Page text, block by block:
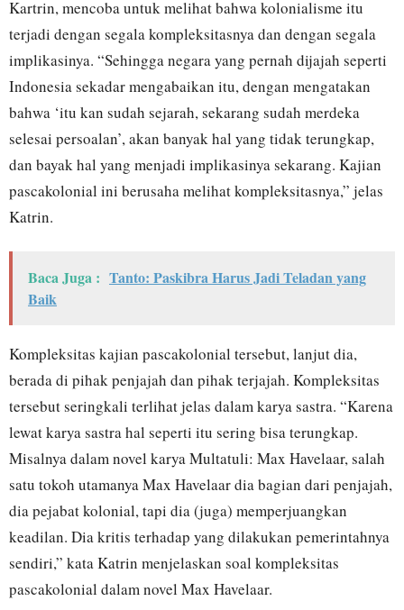
Kartrin, mencoba untuk melihat bahwa kolonialisme itu
terjadi dengan segala kompleksitasnya dan dengan segala
implikasinya. “Sehingga negara yang pernah dijajah seperti
Indonesia sekadar mengabaikan itu, dengan mengatakan
bahwa ‘itu kan sudah sejarah, sekarang sudah merdeka
selesai persoalan’, akan banyak hal yang tidak terungkap,
dan bayak hal yang menjadi implikasinya sekarang. Kajian
pascakolonial ini berusaha melihat kompleksitasnya,” jelas
Katrin.
Baca Juga : Tanto: Paskibra Harus Jadi Teladan yang
Baik
Kompleksitas kajian pascakolonial tersebut, lanjut dia,
berada di pihak penjajah dan pihak terjajah. Kompleksitas
tersebut seringkali terlihat jelas dalam karya sastra. “Karena
lewat karya sastra hal seperti itu sering bisa terungkap.
Misalnya dalam novel karya Multatuli: Max Havelaar, salah
satu tokoh utamanya Max Havelaar dia bagian dari penjajah,
dia pejabat kolonial, tapi dia (juga) memperjuangkan
keadilan. Dia kritis terhadap yang dilakukan pemerintahnya
sendiri,” kata Katrin menjelaskan soal kompleksitas
pascakolonial dalam novel Max Havelaar.